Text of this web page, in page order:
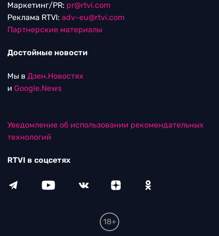
Маркетинг/PR: pr@rtvi.com
Реклама RTVI: adv-eu@rtvi.com
Партнерские материалы
Достойные новости
Мы в Дзен.Новостях
и Google.News
Уведомление об использовании рекомендательных
технологий
RTVI в соцсетях
18+